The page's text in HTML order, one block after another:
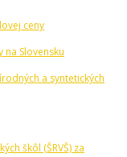
ceny
Slovensku
a syntetických
škôl (ŠRVŠ) za